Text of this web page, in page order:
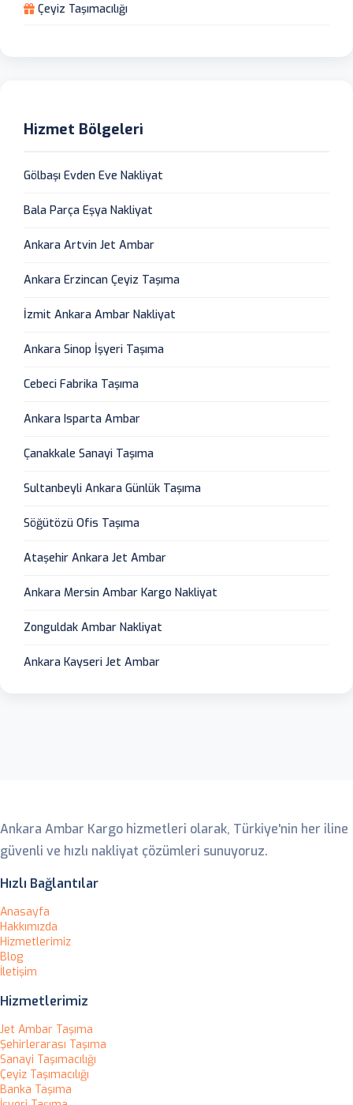
Çeyiz Taşımacılığı
Hizmet Bölgeleri
Gölbaşı Evden Eve Nakliyat
Bala Parça Eşya Nakliyat
Ankara Artvin Jet Ambar
Ankara Erzincan Çeyiz Taşıma
İzmit Ankara Ambar Nakliyat
Ankara Sinop İşyeri Taşıma
Cebeci Fabrika Taşıma
Ankara Isparta Ambar
Çanakkale Sanayi Taşıma
Sultanbeyli Ankara Günlük Taşıma
Söğütözü Ofis Taşıma
Ataşehir Ankara Jet Ambar
Ankara Mersin Ambar Kargo Nakliyat
Zonguldak Ambar Nakliyat
Ankara Kayseri Jet Ambar
Ankara Ambar Kargo hizmetleri olarak, Türkiye'nin her iline
güvenli ve hızlı nakliyat çözümleri sunuyoruz.
Hızlı Bağlantılar
Anasayfa
Hakkımızda
Hizmetlerimiz
Blog
İletişim
Hizmetlerimiz
Jet Ambar Taşıma
Şehirlerarası Taşıma
Sanayi Taşımacılığı
Çeyiz Taşımacılığı
Banka Taşıma